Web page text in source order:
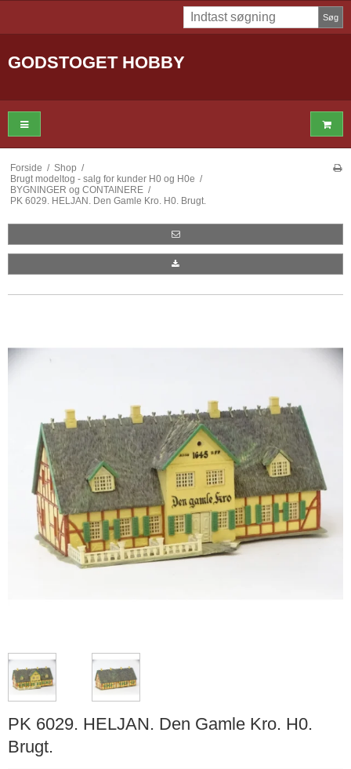
Søg
GODSTOGET HOBBY
Forside / Shop /
Brugt modeltog - salg for kunder H0 og H0e /
BYGNINGER og CONTAINERE /
PK 6029. HELJAN. Den Gamle Kro. H0. Brugt.
PK 6029. HELJAN. Den Gamle Kro. H0.
Brugt.